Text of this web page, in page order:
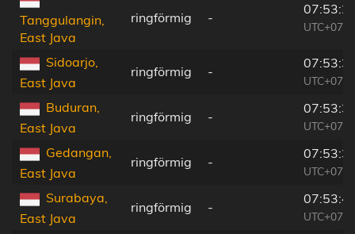
Tanggulangin,
East Java
ringförmig -
Sidoarjo,
East Java
ringförmig -
Buduran,
East Java
ringförmig -
Gedangan,
East Java
ringförmig -
Surabaya,
East Java
ringförmig -